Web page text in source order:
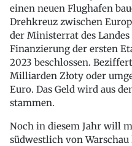
einen neuen Flughafen
Drehkreuz zwischen
der Ministerrat des
Finanzierung der ersten
2023 beschlossen.
Milliarden Złoty oder
Euro. Das Geld wird aus
stammen.
Noch in diesem Jahr will
südwestlich von